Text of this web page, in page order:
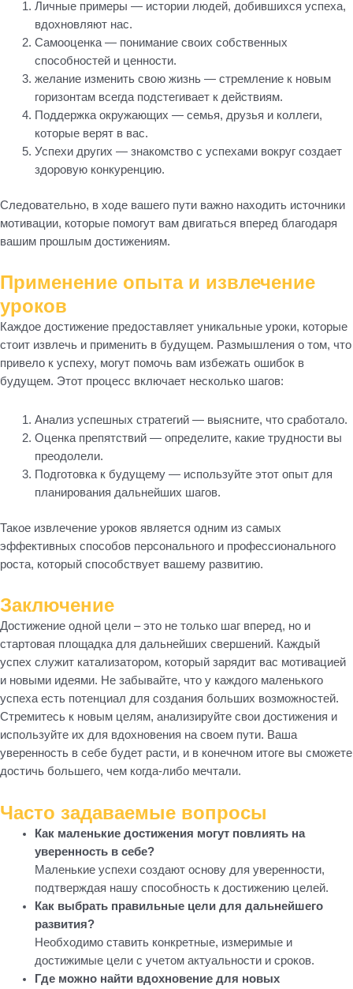
Личные примеры — истории людей, добившихся успеха,
вдохновляют нас.
Самооценка — понимание своих собственных
способностей и ценности.
желание изменить свою жизнь — стремление к новым
горизонтам всегда подстегивает к действиям.
Поддержка окружающих — семья, друзья и коллеги,
которые верят в вас.
Успехи других — знакомство с успехами вокруг создает
здоровую конкуренцию.
Следовательно, в ходе вашего пути важно находить источники
мотивации, которые помогут вам двигаться вперед благодаря
вашим прошлым достижениям.
Применение опыта и извлечение
уроков
Каждое достижение предоставляет уникальные уроки, которые
стоит извлечь и применить в будущем. Размышления о том, что
привело к успеху, могут помочь вам избежать ошибок в
будущем. Этот процесс включает несколько шагов:
Анализ успешных стратегий — выясните, что сработало.
Оценка препятствий — определите, какие трудности вы
преодолели.
Подготовка к будущему — используйте этот опыт для
планирования дальнейших шагов.
Такое извлечение уроков является одним из самых
эффективных способов персонального и профессионального
роста, который способствует вашему развитию.
Заключение
Достижение одной цели – это не только шаг вперед, но и
стартовая площадка для дальнейших свершений. Каждый
успех служит катализатором, который зарядит вас мотивацией
и новыми идеями. Не забывайте, что у каждого маленького
успеха есть потенциал для создания больших возможностей.
Стремитесь к новым целям, анализируйте свои достижения и
используйте их для вдохновения на своем пути. Ваша
уверенность в себе будет расти, и в конечном итоге вы сможете
достичь большего, чем когда-либо мечтали.
Часто задаваемые вопросы
Как маленькие достижения могут повлиять на
уверенность в себе?
Маленькие успехи создают основу для уверенности,
подтверждая нашу способность к достижению целей.
Как выбрать правильные цели для дальнейшего
развития?
Необходимо ставить конкретные, измеримые и
достижимые цели с учетом актуальности и сроков.
Где можно найти вдохновение для новых